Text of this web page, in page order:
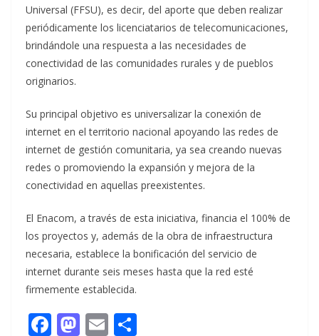
Universal (FFSU), es decir, del aporte que deben realizar
periódicamente los licenciatarios de telecomunicaciones,
brindándole una respuesta a las necesidades de
conectividad de las comunidades rurales y de pueblos
originarios.
Su principal objetivo es universalizar la conexión de
internet en el territorio nacional apoyando las redes de
internet de gestión comunitaria, ya sea creando nuevas
redes o promoviendo la expansión y mejora de la
conectividad en aquellas preexistentes.
El Enacom, a través de esta iniciativa, financia el 100% de
los proyectos y, además de la obra de infraestructura
necesaria, establece la bonificación del servicio de
internet durante seis meses hasta que la red esté
firmemente establecida.
F M E